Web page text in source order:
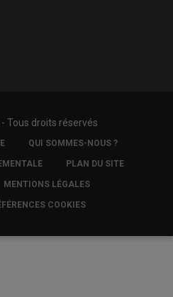
Tous droits réservés
QUI SOMMES-NOUS ?
PLAN DU SITE
MENTIONS LÉGALES
COOKIES